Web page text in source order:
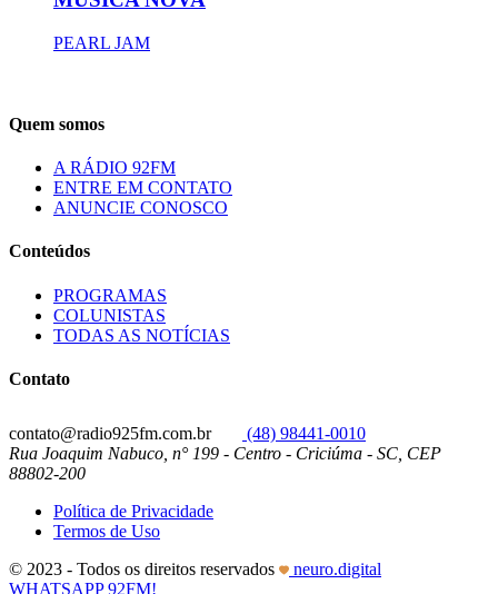
PEARL JAM
Quem somos
A RÁDIO 92FM
ENTRE EM CONTATO
ANUNCIE CONOSCO
Conteúdos
PROGRAMAS
COLUNISTAS
TODAS AS NOTÍCIAS
Contato
contato@radio925fm.com.br
(48) 98441-0010
Rua Joaquim Nabuco, n° 199 - Centro - Criciúma - SC, CEP
88802-200
Política de Privacidade
Termos de Uso
© 2023 - Todos os direitos reservados
neuro.digital
WHATSAPP 92FM!